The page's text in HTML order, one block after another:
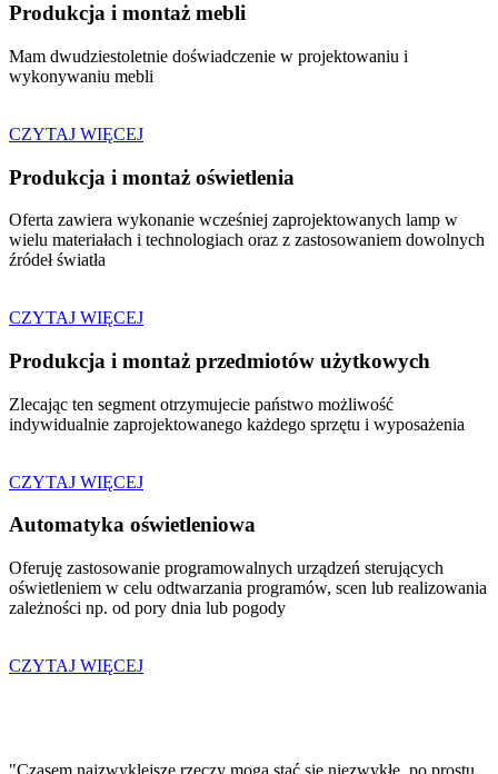
Produkcja i montaż mebli
Mam dwudziestoletnie doświadczenie w projektowaniu i
wykonywaniu mebli
CZYTAJ WIĘCEJ
Produkcja i montaż oświetlenia
Oferta zawiera wykonanie wcześniej zaprojektowanych lamp w
wielu materiałach i technologiach oraz z zastosowaniem dowolnych
źródeł światła
CZYTAJ WIĘCEJ
Produkcja i montaż przedmiotów użytkowych
Zlecając ten segment otrzymujecie państwo możliwość
indywidualnie zaprojektowanego każdego sprzętu i wyposażenia
CZYTAJ WIĘCEJ
Automatyka oświetleniowa
Oferuję zastosowanie programowalnych urządzeń sterujących
oświetleniem w celu odtwarzania programów, scen lub realizowania
zależności np. od pory dnia lub pogody
CZYTAJ WIĘCEJ